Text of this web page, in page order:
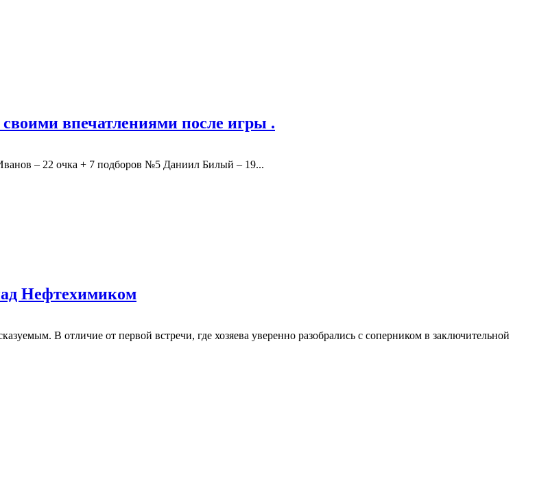
впечатлениями после игры .
– 22 очка + 7 подборов №5 Даниил Билый – 19...
Нефтехимиком
В отличие от первой встречи, где хозяева уверенно разобрались с соперником в заключительной